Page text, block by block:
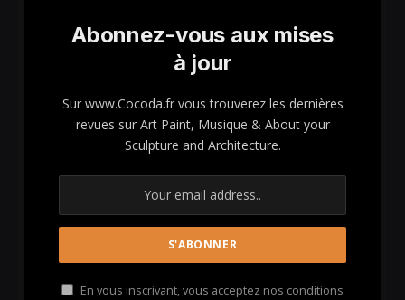
Abonnez-vous aux mises
à jour
Sur www.Cocoda.fr vous trouverez les dernières
revues sur Art Paint, Musique & About your
Sculpture and Architecture.
En vous inscrivant, vous acceptez nos conditions